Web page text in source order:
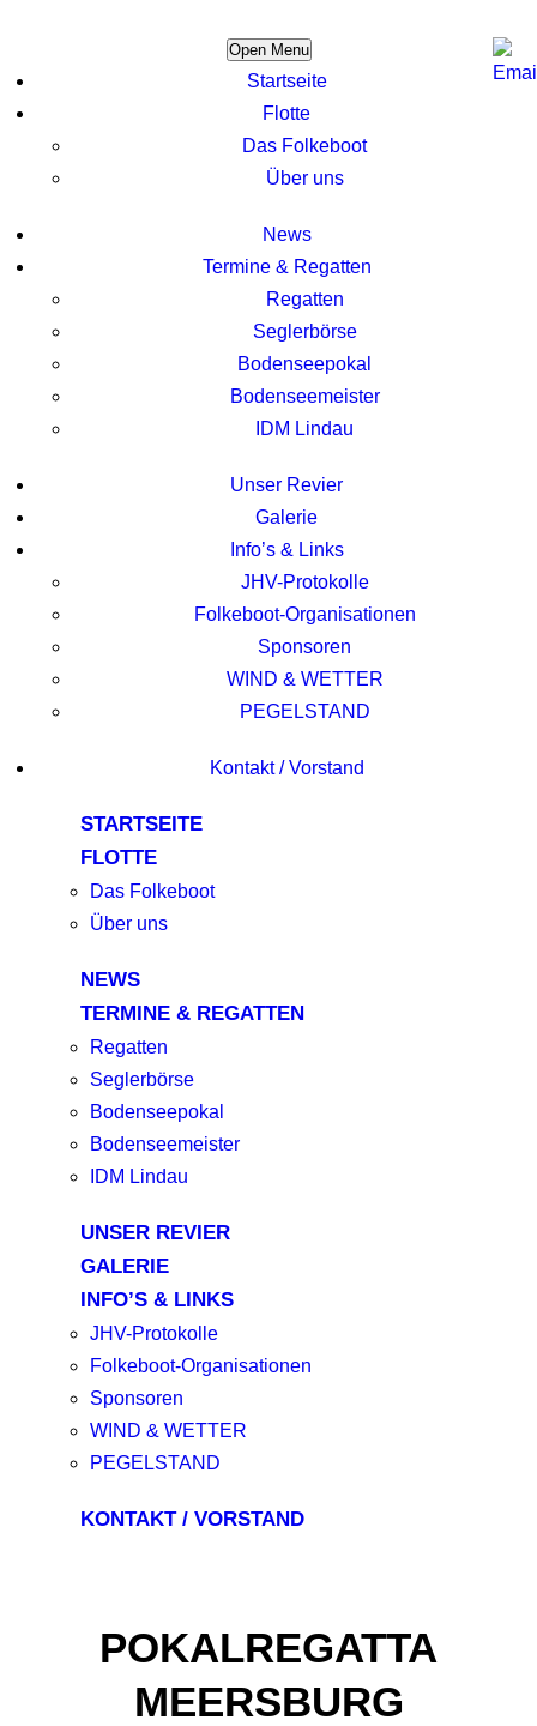
Open Menu
Startseite
Flotte
Das Folkeboot
Über uns
News
Termine & Regatten
Regatten
Seglerbörse
Bodenseepokal
Bodenseemeister
IDM Lindau
Unser Revier
Galerie
Info’s & Links
JHV-Protokolle
Folkeboot-Organisationen
Sponsoren
WIND & WETTER
PEGELSTAND
Kontakt / Vorstand
STARTSEITE
FLOTTE
Das Folkeboot
Über uns
NEWS
TERMINE & REGATTEN
Regatten
Seglerbörse
Bodenseepokal
Bodenseemeister
IDM Lindau
UNSER REVIER
GALERIE
INFO’S & LINKS
JHV-Protokolle
Folkeboot-Organisationen
Sponsoren
WIND & WETTER
PEGELSTAND
KONTAKT / VORSTAND
POKALREGATTA
MEERSBURG